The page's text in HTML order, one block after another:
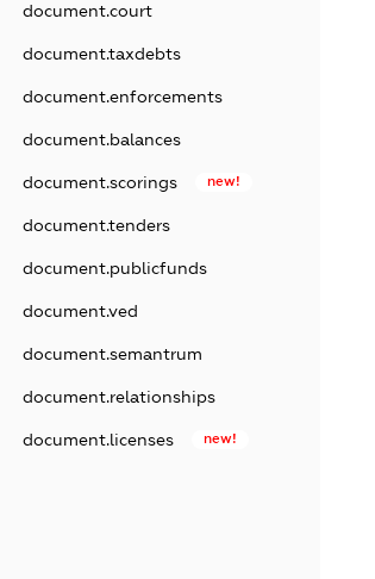
document.court
document.taxdebts
document.enforcements
document.balances
document.scorings new!
document.tenders
document.publicfunds
document.ved
document.semantrum
document.relationships
document.licenses new!